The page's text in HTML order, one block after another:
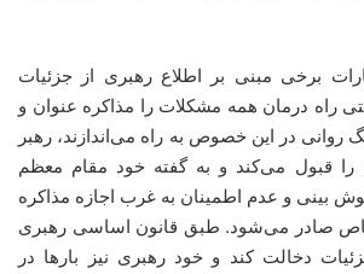
برخی مبنی بر اطلاع رهبری از جزئیات
راه درمان همه مشکلات را مذاکره عنوان و
روانی در این خصوص به راه می‌اندازند، رهبر
را قبول می‌کند و به گفته خود مقام معظم
بینی و عدم اطمینان به غرب اجازه مذاکره
خاص صادر می‌شود. طبق قانون اساسی رهبری
دخالت کند و خود رهبری نیز بارها در